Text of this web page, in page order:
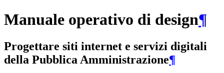
Manuale operativo di design¶
Progettare siti internet e servizi digitali
della Pubblica Amministrazione¶